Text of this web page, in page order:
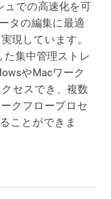
ュでの高速化を可
タの編集に最適
現しています。
た集中管理ストレ
やMacワーク
セスでき、複数
クフロープロセ
ことができま